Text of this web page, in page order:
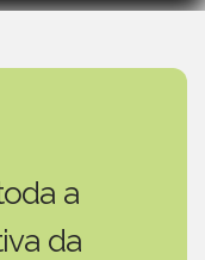
a
da